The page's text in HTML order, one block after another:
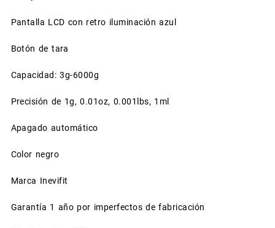
Pantalla LCD con retro iluminación azul
Botón de tara
Capacidad: 3g-6000g
Precisión de 1g, 0.01oz, 0.001lbs, 1ml
Apagado automático
Color negro
Marca Inevifit
Garantía 1 año por imperfectos de fabricación